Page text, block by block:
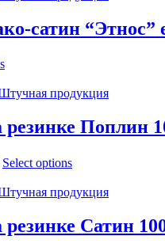
сатин “Этнос”
продукция
Поплин
Select options
продукция
Сатин